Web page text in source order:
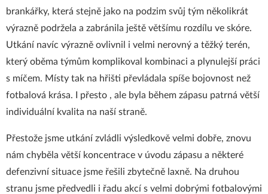
brankářky, která stejně jako na podzim svůj tým několikrát
výrazně podržela a zabránila ještě většímu rozdílu ve skóre.
Utkání navíc výrazně ovlivnil i velmi nerovný a těžký terén,
který oběma týmům komplikoval kombinaci a plynulejší práci
s míčem. Místy tak na hřišti převládala spíše bojovnost než
fotbalová krása. I přesto , ale byla během zápasu patrná větší
individuální kvalita na naší straně.
Přestože jsme utkání zvládli výsledkově velmi dobře, znovu
nám chyběla větší koncentrace v úvodu zápasu a některé
defenzivní situace jsme řešili zbytečně laxně. Na druhou
stranu jsme předvedli i řadu akcí s velmi dobrými fotbalovými